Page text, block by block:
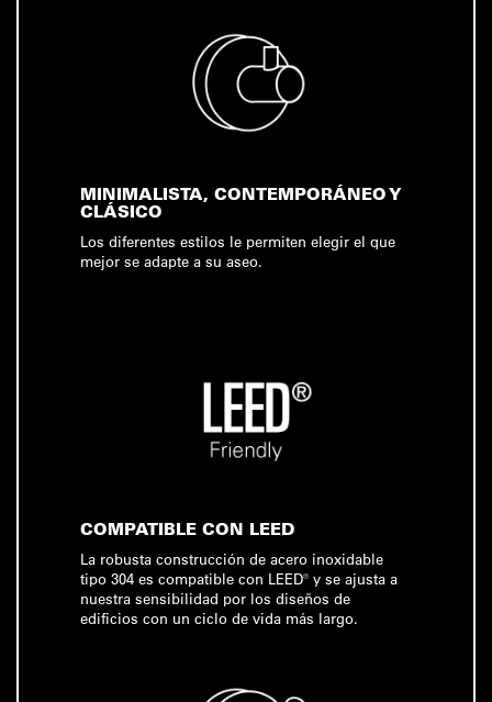
MINIMALISTA, CONTEMPORÁNEO Y
CLÁSICO
Los diferentes estilos le permiten elegir el que
mejor se adapte a su aseo.
COMPATIBLE CON LEED
La robusta construcción de acero inoxidable
tipo 304 es compatible con LEED® y se ajusta a
nuestra sensibilidad por los diseños de
edificios con un ciclo de vida más largo.